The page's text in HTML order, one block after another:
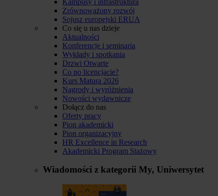
Zrównoważony rozwój
Sojusz europejski ERUA
Co się u nas dzieje
Aktualności
Konferencje i seminaria
Wykłady i spotkania
Drzwi Otwarte
Co po licencjacie?
Kurs Matura 2026
Nagrody i wyróżnienia
Nowości wydawnicze
Dołącz do nas
Oferty pracy
Pion akademicki
Pion organizacyjny
HR Excellence in Research
Akademicki Program Stażowy
Wiadomości z kategorii My, Uniwersytet